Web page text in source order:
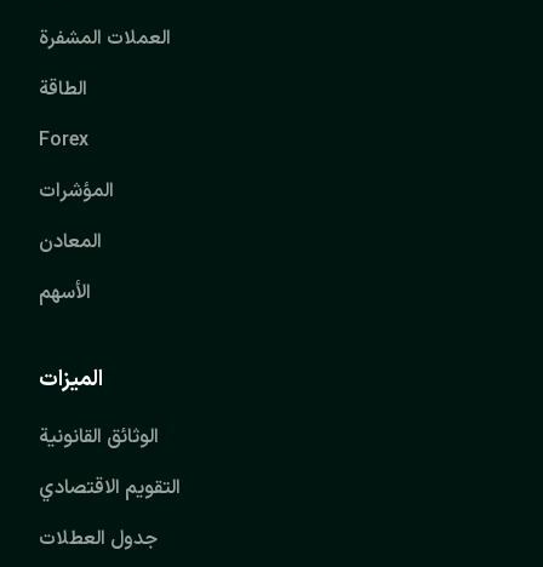
العملات المشفرة
الطاقة
Forex
المؤشرات
المعادن
الأسهم
الميزات
الوثائق القانونية
التقويم الاقتصادي
جدول العطلات